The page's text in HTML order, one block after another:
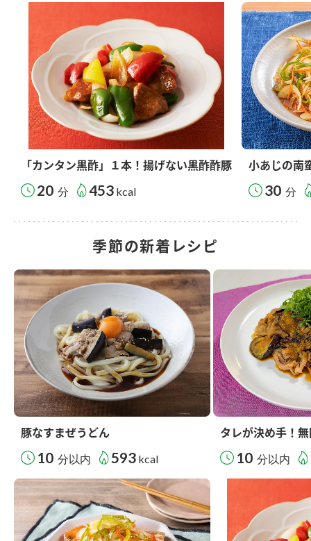
「カンタン黒酢」１本！揚げない黒酢酢豚
20 分 453 kcal
小あじの南
30 分
季節の新着レシピ
豚なすまぜうどん
10 分以内 593 kcal
タレが決め手！
10 分以内